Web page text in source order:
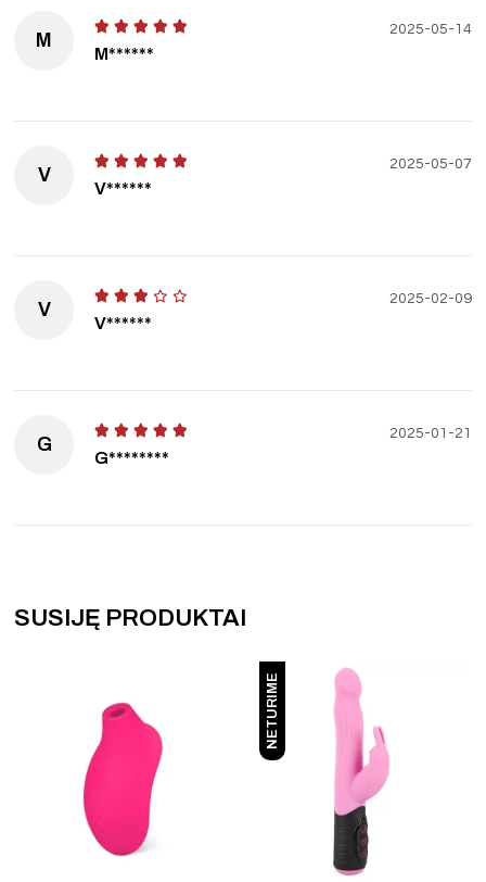
M
M******
2025-05-14
V
V******
2025-05-07
V
V******
2025-02-09
G
G********
2025-01-21
SUSIJĘ PRODUKTAI
NETURIME